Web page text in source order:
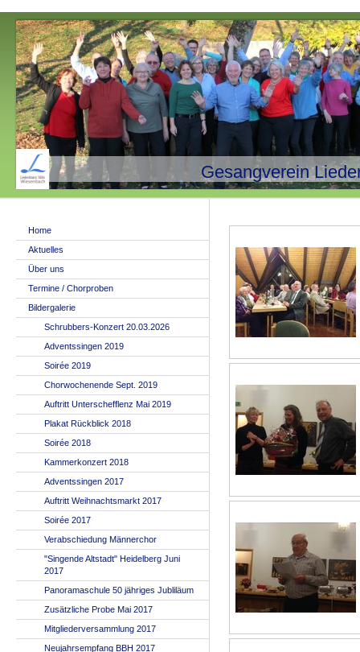
Gesangverein
Home
Aktuelles
Über uns
Termine / Chorproben
Bildergalerie
Schrubbers-Konzert 20.03.2026
Adventssingen 2019
Soirée 2019
Chorwochenende Sept. 2019
Auftritt Unterschefflenz Mai 2019
Plakat Rückblick 2018
Soirée 2018
Kammerkonzert 2018
Adventssingen 2017
Auftritt Weihnachtsmarkt 2017
Soirée 2017
Verabschiedung Männerchor
"Singende Altstadt" Heidelberg Juni
2017
Panoramaschule 50 jähriges Jubliläum
Zusätzliche Probe Mai 2017
Mitgliederversammlung 2017
Neujahrsempfang BBH 2017